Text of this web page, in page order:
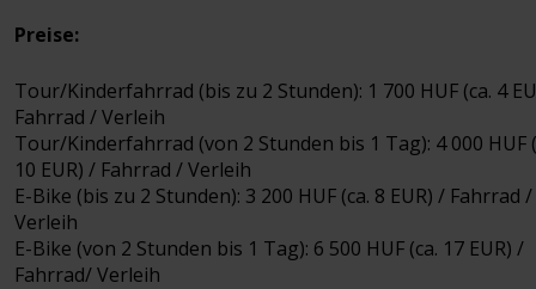
Preise:
Tour/Kinderfahrrad (bis zu 2 Stunden): 1 700 HUF (ca. 4
Fahrrad / Verleih
Tour/Kinderfahrrad (von 2 Stunden bis 1 Tag): 4 000 HUF
10 EUR) / Fahrrad / Verleih
E-Bike (bis zu 2 Stunden): 3 200 HUF (ca. 8 EUR) / Fahrrad /
Verleih
E-Bike (von 2 Stunden bis 1 Tag): 6 500 HUF (ca. 17 EUR) /
Fahrrad/ Verleih